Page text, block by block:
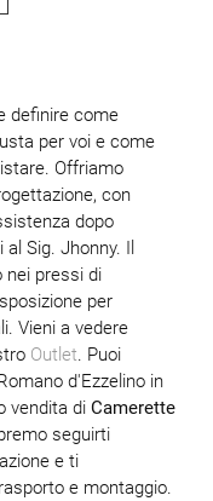
definire come
per voi e come
Offriamo
con
dopo
Sig. Jhonny. Il
nei pressi di
per
Vieni a vedere
Outlet. Puoi
d'Ezzelino in
vendita di Camerette
seguirti
e ti
e montaggio.